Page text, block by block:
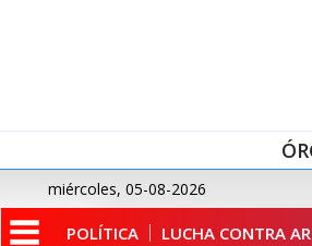
miércoles, 05-08-2026
POLÍTICA LUCHA CONTRA